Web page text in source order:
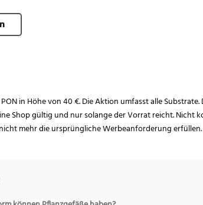
in Höhe von 40 €. Die Aktion umfasst alle
Shop gültig und nur solange der Vorrat reicht. Nicht
mehr die ursprüngliche Werbeanforderung erfüllen.